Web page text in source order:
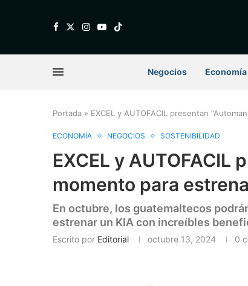
Negocios Economía
Portada » EXCEL y AUTOFACIL presentan
ECONOMÍA NEGOCIOS SOSTENIBILIDAD
EXCEL y AUTOFACIL
momento para
En octubre, los guatemaltecos
estrenar un KIA con increíbles
Escrito por Editorial octubre 13, 2024 0